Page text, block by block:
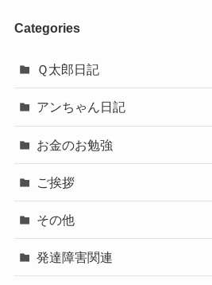
Categories
Ｑ太郎日記
アンちゃん日記
お金のお勉強
ご挨拶
その他
発達障害関連